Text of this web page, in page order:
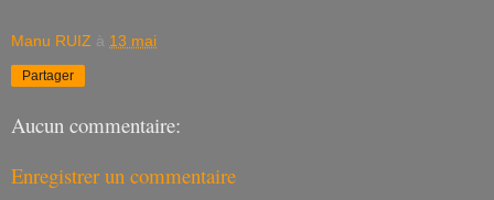
Manu RUIZ à 13 mai
Partager
Aucun commentaire:
Enregistrer un commentaire